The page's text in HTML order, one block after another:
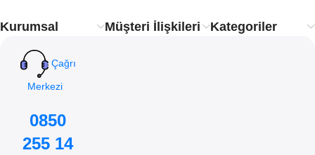
Kurumsal Müşteri İlişkileri Kategoriler
Çağrı
Merkezi
0850
255 14